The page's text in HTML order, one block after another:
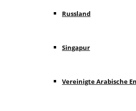
Russland
Singapur
Vereinigte Arabische